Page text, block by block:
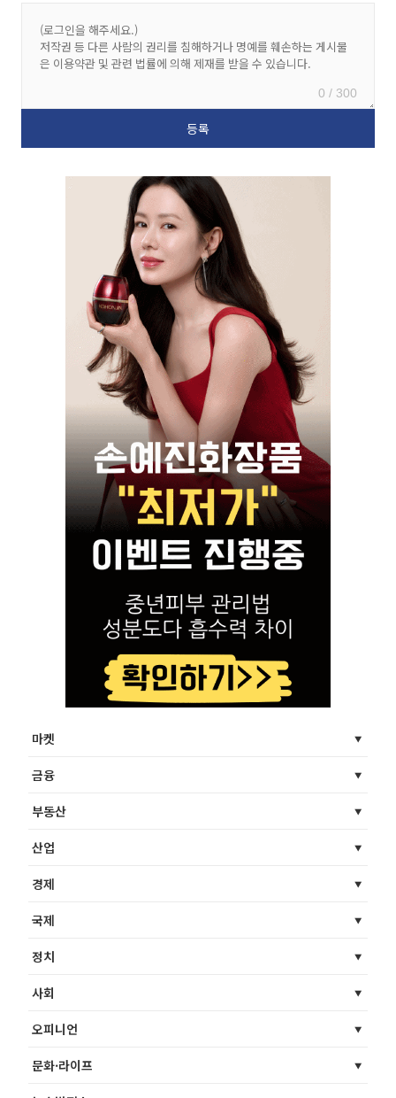
0 / 300
마켓
금융
부동산
산업
경제
국제
정치
사회
오피니언
문화·라이프